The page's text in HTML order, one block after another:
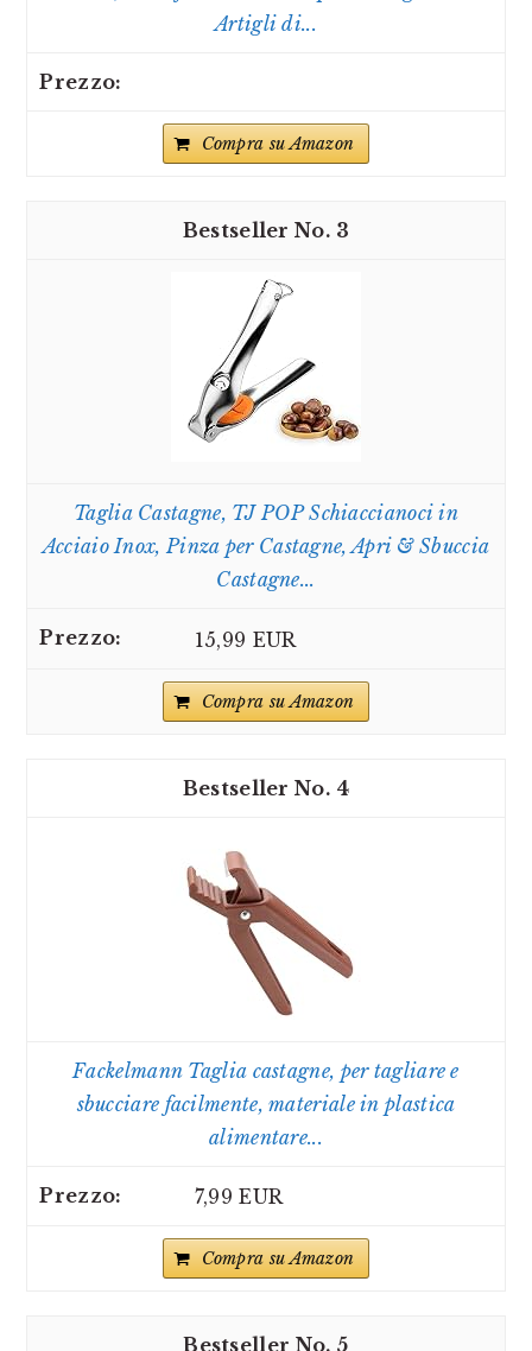
Artigli di...
Compra su Amazon
3
Taglia Castagne, TJ POP Schiaccianoci in
Acciaio Inox, Pinza per Castagne, Apri & Sbuccia
Castagne...
15,99 EUR
Compra su Amazon
4
Fackelmann Taglia castagne, per tagliare e
sbucciare facilmente, materiale in plastica
alimentare...
7,99 EUR
Compra su Amazon
5